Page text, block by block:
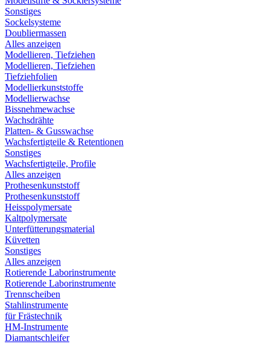
Sonstiges
Sockelsysteme
Doubliermassen
Alles anzeigen
Modellieren, Tiefziehen
Modellieren, Tiefziehen
Tiefziehfolien
Modellierkunststoffe
Modellierwachse
Bissnehmewachse
Wachsdrähte
Platten- & Gusswachse
Wachsfertigteile & Retentionen
Sonstiges
Wachsfertigteile, Profile
Alles anzeigen
Prothesenkunststoff
Prothesenkunststoff
Heisspolymersate
Kaltpolymersate
Unterfütterungsmaterial
Küvetten
Sonstiges
Alles anzeigen
Rotierende Laborinstrumente
Rotierende Laborinstrumente
Trennscheiben
Stahlinstrumente
für Frästechnik
HM-Instrumente
Diamantschleifer